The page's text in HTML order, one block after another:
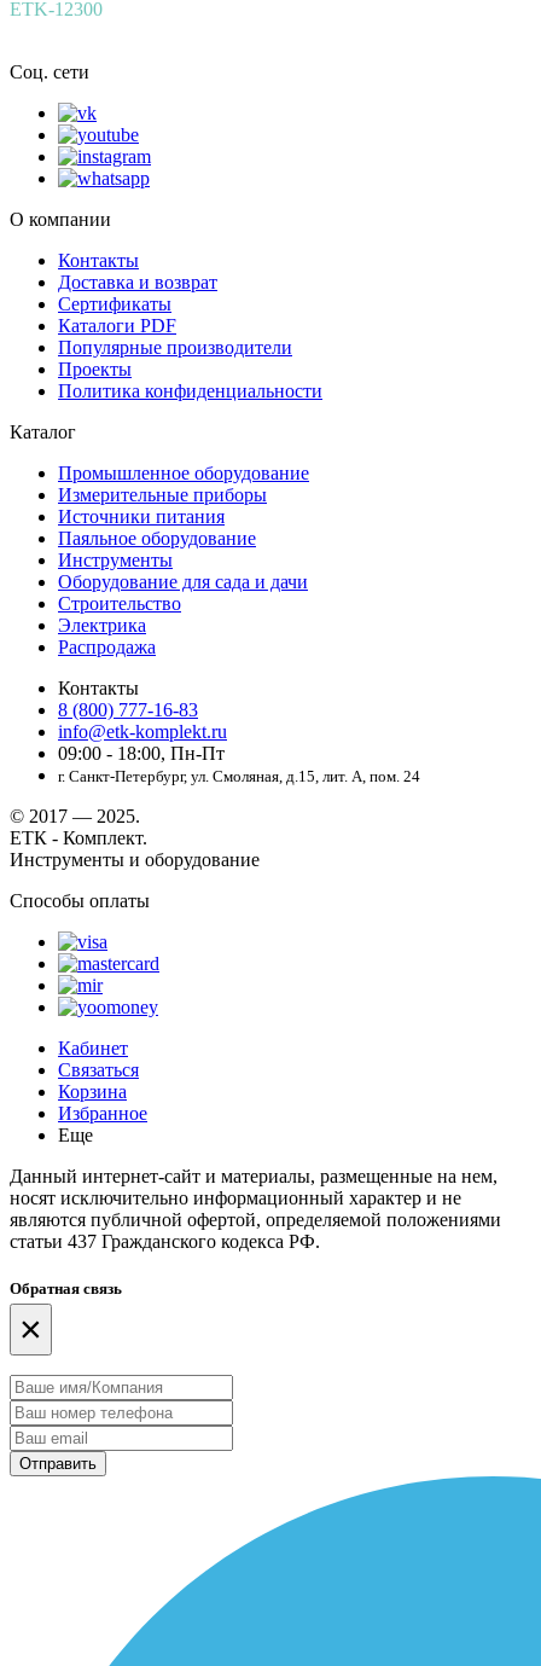
ETK-12300
Соц. сети
О компании
Контакты
Доставка и возврат
Сертификаты
Каталоги PDF
Популярные производители
Проекты
Политика конфиденциальности
Каталог
Промышленное оборудование
Измерительные приборы
Источники питания
Паяльное оборудование
Инструменты
Оборудование для сада и дачи
Строительство
Электрика
Распродажа
Контакты
8 (800) 777-16-83
info@etk-komplekt.ru
09:00 - 18:00, Пн-Пт
г. Санкт-Петербург, ул. Смоляная, д.15, лит. А, пом. 24
© 2017 — 2025.
ЕТК - Комплект.
Инструменты и оборудование
Способы оплаты
Кабинет
Связаться
Корзина
Избранное
Еще
Данный интернет-сайт и материалы, размещенные на нем,
носят исключительно информационный характер и не
являются публичной офертой, определяемой положениями
статьи 437 Гражданского кодекса РФ.
Обратная связь
×
Отправить